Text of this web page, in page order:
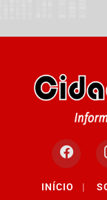
INÍCIO |
Termos de